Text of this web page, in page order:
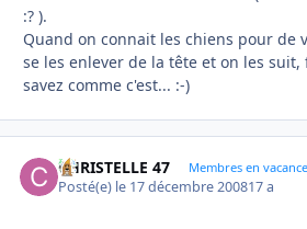
:? ).
Quand on connait les chiens pour de
se les enlever de la tête et on les suit,
savez comme c'est... :-)
CHRISTELLE 47 Membres en vacance
Posté(e) le 17 décembre 200817 a